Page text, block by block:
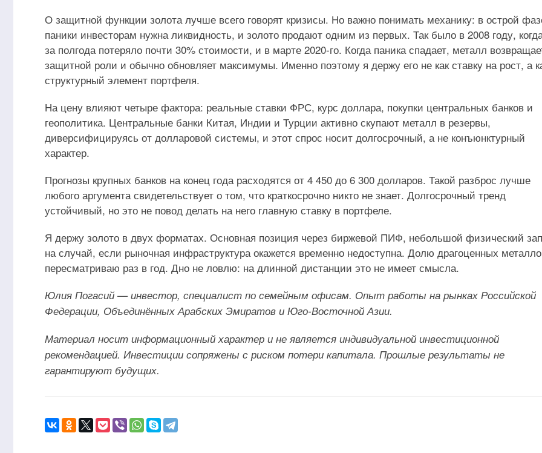
О защитной функции золота лучше всего говорят кризисы. Но важно понимать механику: в острой
паники инвесторам нужна ликвидность, и золото продают одним из первых. Так было в 2008 году,
за полгода потеряло почти 30% стоимости, и в марте 2020-го. Когда паника спадает, металл
защитной роли и обычно обновляет максимумы. Именно поэтому я держу его не как ставку на рост, а
структурный элемент портфеля.
На цену влияют четыре фактора: реальные ставки ФРС, курс доллара, покупки центральных банков и
геополитика. Центральные банки Китая, Индии и Турции активно скупают металл в резервы,
диверсифицируясь от долларовой системы, и этот спрос носит долгосрочный, а не конъюнктурный
характер.
Прогнозы крупных банков на конец года расходятся от 4 450 до 6 300 долларов. Такой разброс лучше
любого аргумента свидетельствует о том, что краткосрочно никто не знает. Долгосрочный тренд
устойчивый, но это не повод делать на него главную ставку в портфеле.
Я держу золото в двух форматах. Основная позиция через биржевой ПИФ, небольшой физический
на случай, если рыночная инфраструктура окажется временно недоступна. Долю драгоценных
пересматриваю раз в год. Дно не ловлю: на длинной дистанции это не имеет смысла.
Юлия Погасий — инвестор, специалист по семейным офисам. Опыт работы на рынках Российской
Федерации, Объединённых Арабских Эмиратов и Юго-Восточной Азии.
Материал носит информационный характер и не является индивидуальной инвестиционной
рекомендацией. Инвестиции сопряжены с риском потери капитала. Прошлые результаты не
гарантируют будущих.